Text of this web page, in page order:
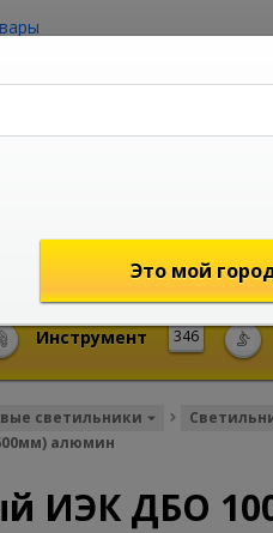
shop@mireks.ru
346
Инструмент
светильники
алюмин
ИЭК ДБО
Это мой